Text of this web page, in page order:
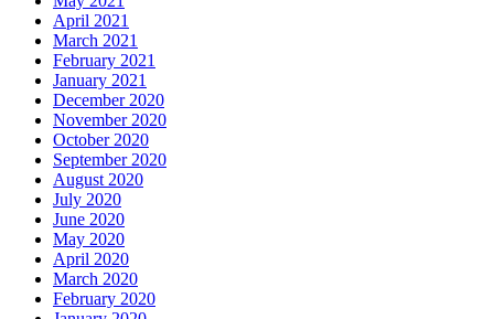
April 2021
March 2021
February 2021
January 2021
December 2020
November 2020
October 2020
September 2020
August 2020
July 2020
June 2020
May 2020
April 2020
March 2020
February 2020